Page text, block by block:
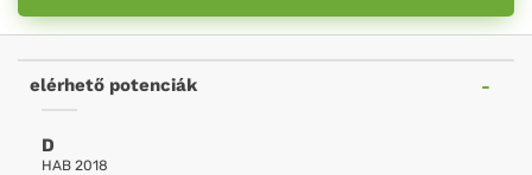
elérhető potenciák
D
HAB 2018